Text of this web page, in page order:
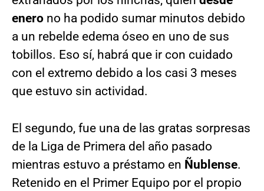
enero no ha podido sumar minutos debido
a un rebelde edema óseo en uno de sus
tobillos. Eso sí, habrá que ir con cuidado
con el extremo debido a los casi 3 meses
que estuvo sin actividad.
El segundo, fue una de las gratas sorpresas
de la Liga de Primera del año pasado
mientras estuvo a préstamo en Ñublense.
Retenido en el Primer Equipo por el propio